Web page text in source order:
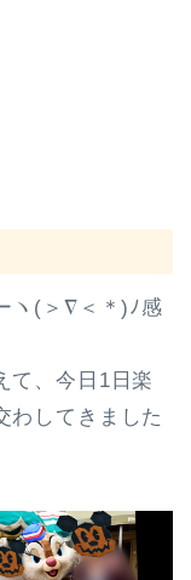
ヽ(＞∇＜＊)ﾉ感
て、今日1日楽
わしてきました